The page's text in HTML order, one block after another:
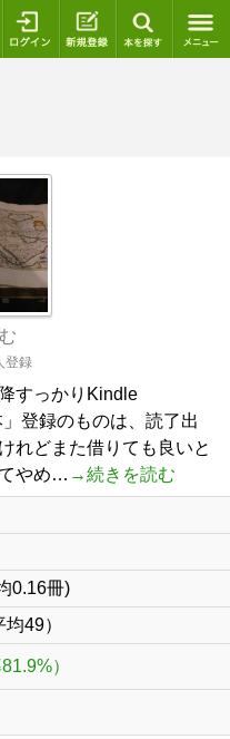
ログイン 新規登録
登録
すっかりKindle
登録のものは、読了出
れどまた借りても良いと
やめ… →続きを読む
0.16冊)
49）
）